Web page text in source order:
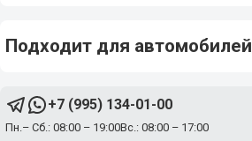
Подходит для автомобилей
+7 (995) 134-01-00
Пн.– Сб.: 08:00 – 19:00Вс.: 08:00 – 17:00